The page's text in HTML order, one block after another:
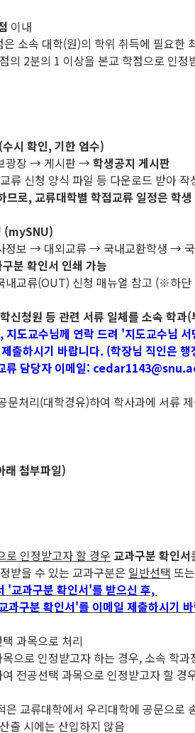
이내
은 소속 대학(원)의 학위 취득에 필요한
의 2분의 1 이상을 본교 학점으로 인정
시 확인, 기한 엄수)
광장 → 게시판 →학생공지 게시판
류 신청 양식 파일 등 다운로드 받아 작
므로, 교류대학별 학점교류 일정은 학
(mySNU)
보 → 대외교류 → 국내교환학생 → 국
분 확인서 인쇄 가능
내교류(OUT) 신청 매뉴얼 참고 (※하단
신청원 등 관련 서류 일체를 소속 학과(
도교수님께 연락 드려 '지도교수님
출하시기 바랍니다. (학장님 직인은 행
담당자 이메일:
문처리(대학경유)하여 학사과에 서류
첨부파일)
로 인정받고자 할 경우 교과구분 확인서
받을 수 있는 교과구분은 일반선택 또는
'교과구분 확인서'를 받으신 후,
과구분 확인서'를 이메일 제출하시기
과목으로 처리
으로 인정받고자 하는 경우, 소속 학
전공선택 과목으로 인정받고자 할
은 교류대학에서 우리대학에 공문으로
출 시에는 산입하지 않음